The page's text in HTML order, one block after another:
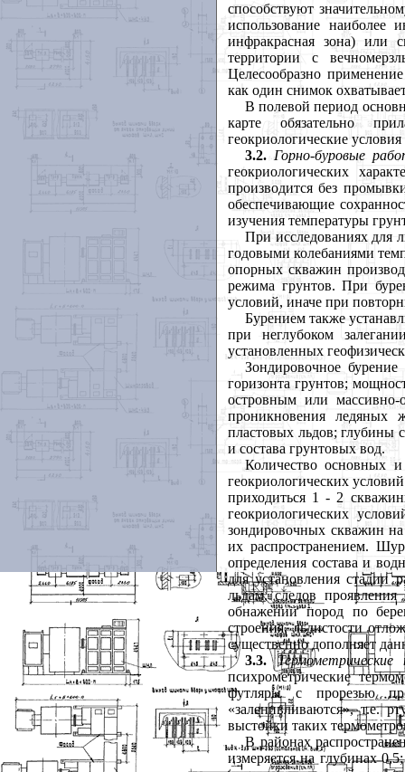
способствуют
использование наиболее
инфракрасная зона) или
территории с
Целесообразно
как один снимок
В полевой период
карте обязательно
геокриологические
3.2. Горно-буровые
геокриологических
производится без
обеспечивающие
изучения температуры
При исследованиях для
годовыми колебаниями
опорных скважин
режима грунтов. При
условий, иначе при
Бурением также
при неглубоком
установленных
Зондировочное
горизонта грунтов;
островным или массивно-
проникновения ледяных
пластовых льдов; глубины
и состава грунтовых вод.
Количество основных
геокриологических
приходиться 1 - 2
геокриологических
зондировочных скважин
их распространением.
определения состава и
для установления стадии
льдам, следов
обнажений пород по
строения, льдистости
существенно дополняет
3.3.
Термометрические
психрометрические
футляры с прорезью
«заленивливаются», т.е.
выстойки таких
В районах
измеряется на глубинах